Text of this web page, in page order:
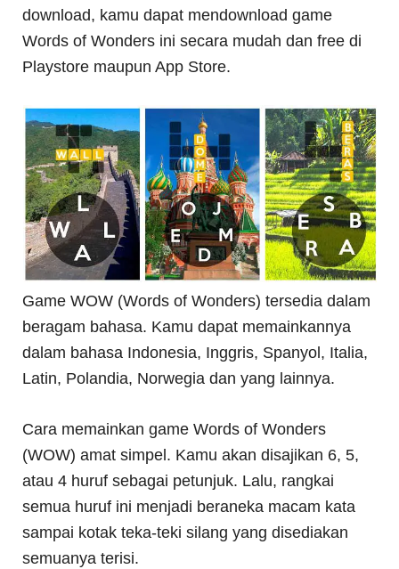
download, kamu dapat mendownload game
Words of Wonders ini secara mudah dan free di
Playstore maupun App Store.
Game WOW (Words of Wonders) tersedia dalam
beragam bahasa. Kamu dapat memainkannya
dalam bahasa Indonesia, Inggris, Spanyol, Italia,
Latin, Polandia, Norwegia dan yang lainnya.
Cara memainkan game Words of Wonders
(WOW) amat simpel. Kamu akan disajikan 6, 5,
atau 4 huruf sebagai petunjuk. Lalu, rangkai
semua huruf ini menjadi beraneka macam kata
sampai kotak teka-teki silang yang disediakan
semuanya terisi.